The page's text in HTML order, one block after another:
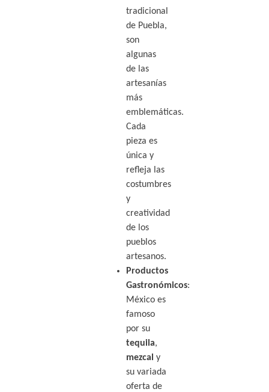
tradicional
de Puebla,
son
algunas
de las
artesanías
más
emblemáticas.
Cada
pieza es
única y
refleja las
costumbres
y
creatividad
de los
pueblos
artesanos.
Productos
Gastronómicos:
México es
famoso
por su
tequila,
mezcal y
su variada
oferta de